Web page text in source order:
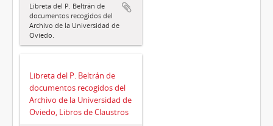
Libreta del P. Beltrán de
documentos recogidos del
Archivo de la Universidad de
Oviedo.
Libreta del P. Beltrán de
documentos recogidos del
Archivo de la Universidad de
Oviedo, Libros de Claustros